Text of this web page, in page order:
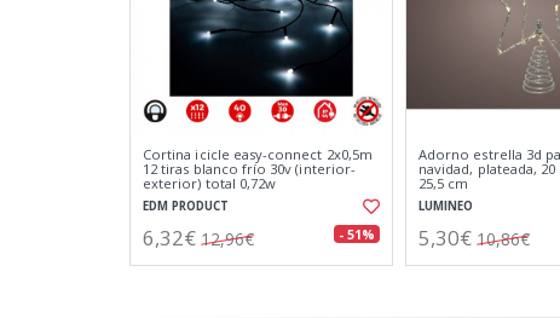
Cortina icicle easy-connect 2x0,5m
12 tiras blanco frío 30v (interior-
exterior) total 0,72w
EDM PRODUCT
6,32€ 12,96€ - 51%
Adorno estrella 3d
navidad, plateada, 20
25,5 cm
LUMINEO
5,30€ 10,86€